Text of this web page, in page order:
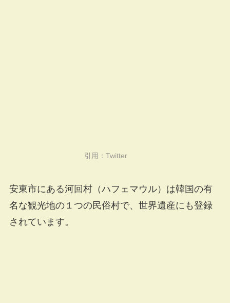
引用： Twitter
安東市にある河回村（ハフェマウル）は韓国の有
名な観光地の１つの民俗村で、世界遺産にも登録
されています。